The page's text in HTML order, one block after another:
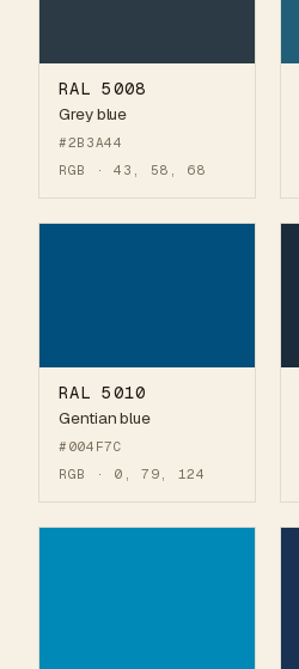
RAL 5008
Grey blue
#2B3A44
RGB · 43, 58, 68
RAL 5010
Gentian blue
#004F7C
RGB · 0, 79, 124